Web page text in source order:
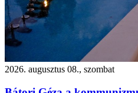
2026. augusztus 08., szombat